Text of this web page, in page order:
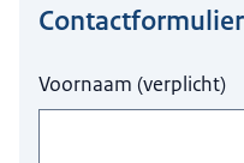
Contactformulier
Voornaam (verplicht)
Hier niets invullen a.u.b.